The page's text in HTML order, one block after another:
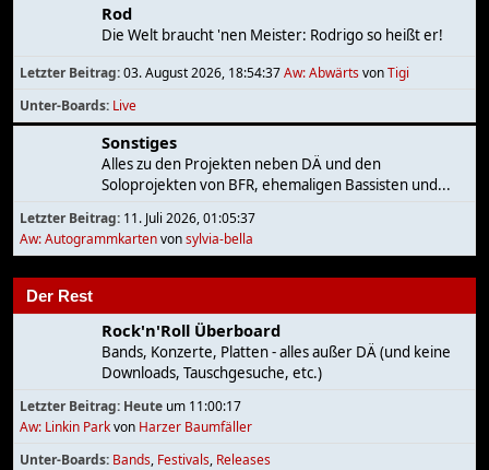
Rod
Die Welt braucht 'nen Meister: Rodrigo so heißt er!
Letzter Beitrag:03. August 2026, 18:54:37Aw: AbwärtsvonTigi
Unter-Boards Live
Sonstiges
Alles zu den Projekten neben DÄ und den
Soloprojekten von BFR, ehemaligen Bassisten und...
Letzter Beitrag: 11. Juli 2026, 01:05:37
Aw: Autogrammkartenvonsylvia-bella
Der Rest
Rock'n'Roll Überboard
Bands, Konzerte, Platten - alles außer DÄ (und keine
Downloads, Tauschgesuche, etc.)
Letzter Beitrag: Heute um 11:00:17
Aw: Linkin Parkvon Harzer Baumfäller
Unter-Boards Bands Festivals Releases